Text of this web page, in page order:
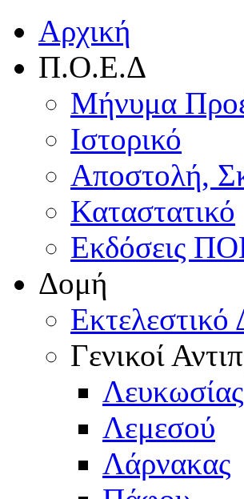
Αρχική
Π.Ο.Ε.Δ
Μήνυμα
Ιστορικό
Αποστολή,
Καταστατικό
Εκδόσεις
Δομή
Εκτελεστικό
Γενικοί
Λευκωσίας
Λεμεσού
Λάρνακας